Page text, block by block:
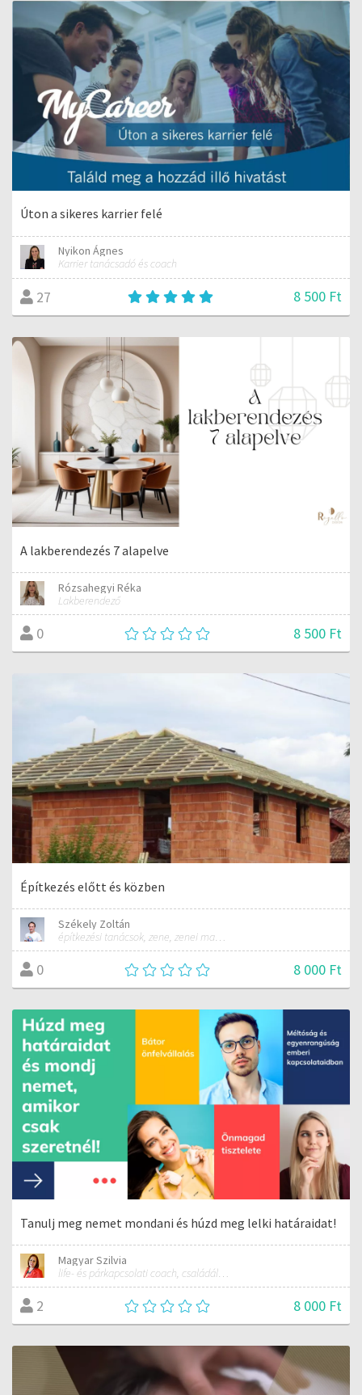
Úton a sikeres karrier felé
Nyikon Ágnes
Karrier tanácsadó és coach
27 8 500 Ft
A lakberendezés 7 alapelve
Rózsahegyi Réka
Lakberendező
0 8 500 Ft
Építkezés előtt és közben
Székely Zoltán
építkezési tanácsok, zene, zenei management, rendezvényszervezés
0 8 000 Ft
Tanulj meg nemet mondani és húzd meg lelki határaidat!
Magyar Szilvia
life- és párkapcsolati coach, családállító tanácsadó, Theta healer
2 8 000 Ft